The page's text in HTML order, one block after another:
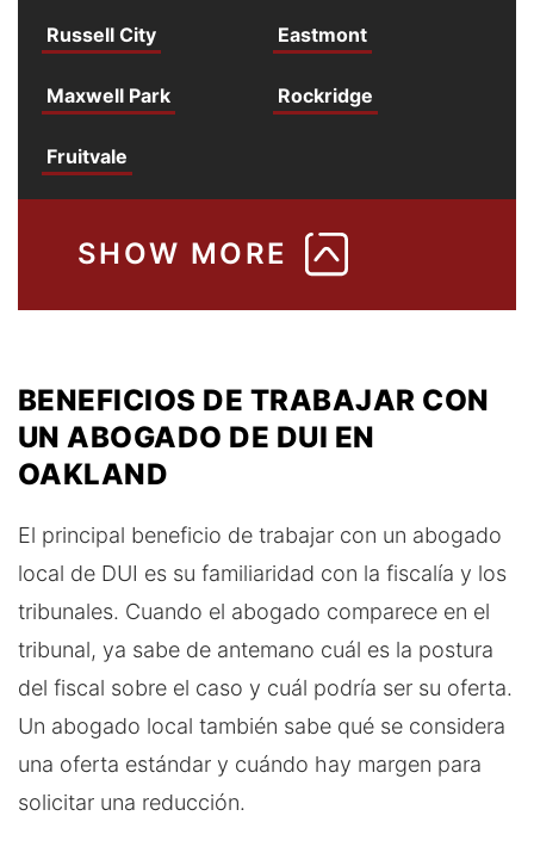
Russell City Eastmont
Maxwell Park Rockridge
Fruitvale
BENEFICIOS DE TRABAJAR CON
UN ABOGADO DE DUI EN
OAKLAND
El principal beneficio de trabajar con un abogado
local de DUI es su familiaridad con la fiscalía y los
tribunales. Cuando el abogado comparece en el
tribunal, ya sabe de antemano cuál es la postura
del fiscal sobre el caso y cuál podría ser su oferta.
Un abogado local también sabe qué se considera
una oferta estándar y cuándo hay margen para
solicitar una reducción.